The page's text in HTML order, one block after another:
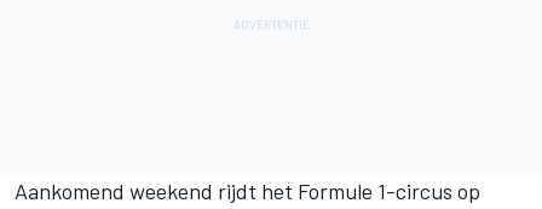
Aankomend weekend rijdt het Formule 1-circus op